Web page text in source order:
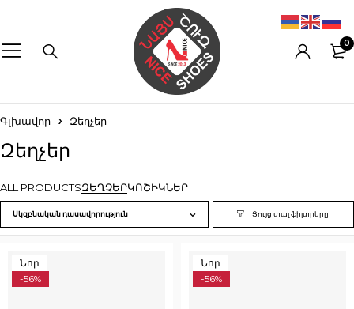
0
Գլխավոր Զեղչեր
Զեղչեր
ALL PRODUCTSԶԵՂՉԵՐԿՈՇԻԿՆԵՐ
Սկզբնական դասավորություն
Նոր
-56%
Նոր
-56%